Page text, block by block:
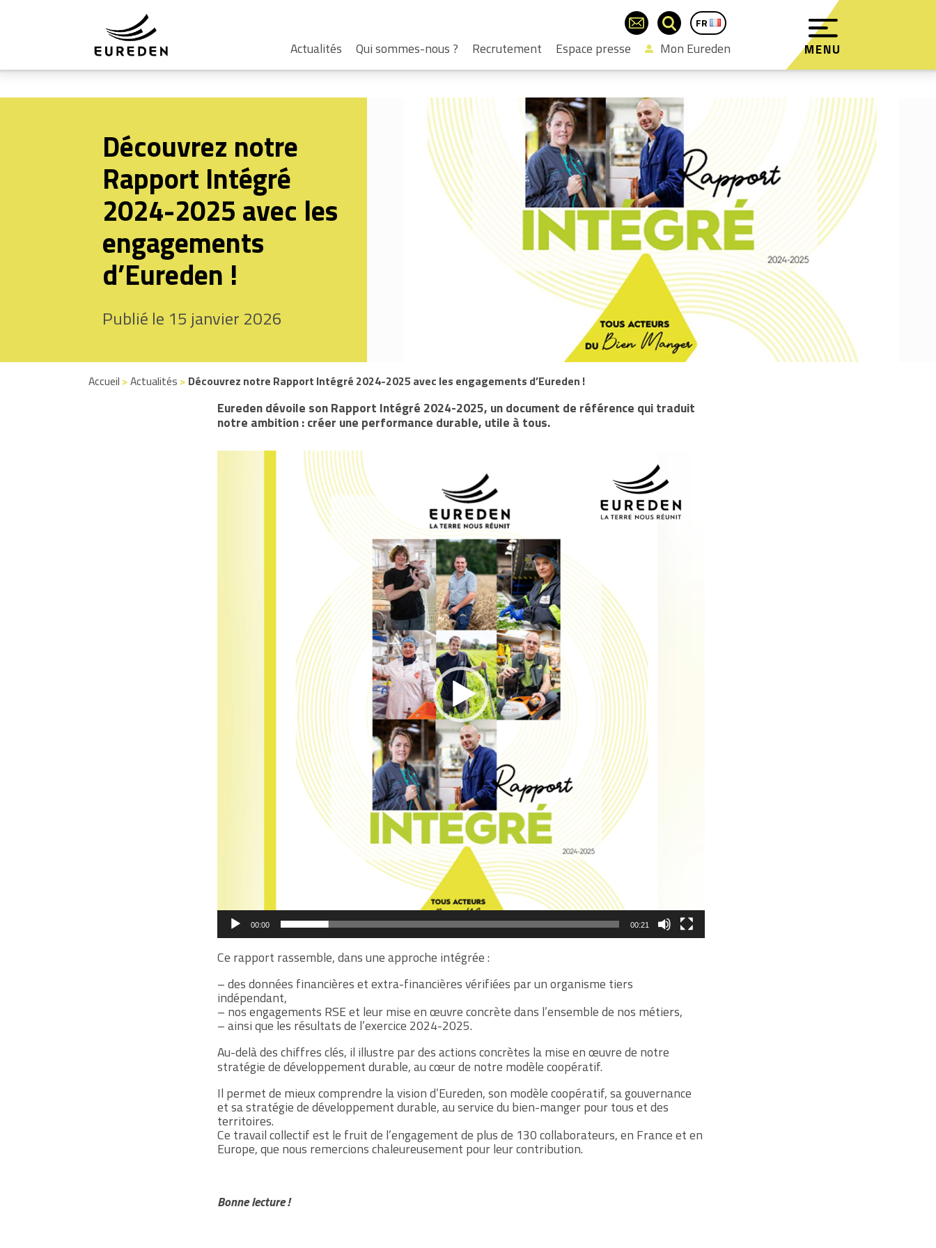
FR
Actualités Qui sommes-nous ? Recrutement Espace presse Mon Eureden MENU
Découvrez notre
Rapport Intégré
2024-2025 avec les
engagements
d’Eureden !
Publié le 15 janvier 2026
Accueil >Actualités > Découvrez notre Rapport Intégré 2024-2025 avec les engagements d’Eureden !
Eureden dévoile son Rapport Intégré 2024-2025, un document de référence qui traduit
notre ambition : créer une performance durable, utile à tous.
Lecteur
00:00 00:21
Ce rapport rassemble, dans une approche intégrée :
– des données financières et extra-financières vérifiées par un organisme tiers
indépendant,
– nos engagements RSE et leur mise en œuvre concrète dans l’ensemble de nos métiers,
– ainsi que les résultats de l’exercice 2024-2025.
Au-delà des chiffres clés, il illustre par des actions concrètes la mise en œuvre de notre
stratégie de développement durable, au cœur de notre modèle coopératif.
Il permet de mieux comprendre la vision d’Eureden, son modèle coopératif, sa gouvernance
et sa stratégie de développement durable, au service du bien-manger pour tous et des
territoires.
Ce travail collectif est le fruit de l’engagement de plus de 130 collaborateurs, en France et en
Europe, que nous remercions chaleureusement pour leur contribution.
Bonne lecture !